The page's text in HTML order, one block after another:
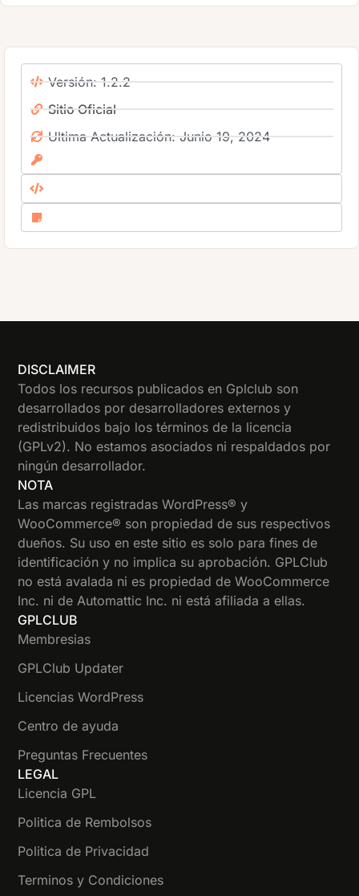
Versión: 1.2.2
Sitio Oficial
Ultima Actualización: Junio 19, 2024
DISCLAIMER
Todos los recursos publicados en Gplclub son
desarrollados por desarrolladores externos y
redistribuidos bajo los términos de la licencia
(GPLv2). No estamos asociados ni respaldados por
ningún desarrollador.
NOTA
Las marcas registradas WordPress® y
WooCommerce® son propiedad de sus respectivos
dueños. Su uso en este sitio es solo para fines de
identificación y no implica su aprobación. GPLClub
no está avalada ni es propiedad de WooCommerce
Inc. ni de Automattic Inc. ni está afiliada a ellas.
GPLCLUB
Membresias
GPLClub Updater
Licencias WordPress
Centro de ayuda
Preguntas Frecuentes
LEGAL
Licencia GPL
Politica de Rembolsos
Politica de Privacidad
Terminos y Condiciones